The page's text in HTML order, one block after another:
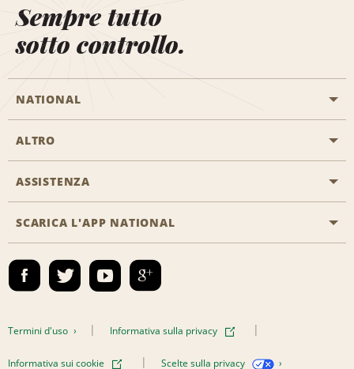
Sempre tutto
sotto controllo.
NATIONAL
Inizia una prenotazione
Programmi business
Emerald Club Accedi
ALTRO
Offerte di lavoro
ASSISTENZA
Accessibilità
Contatti
SCARICA L'APP NATIONAL
Termini d'uso Informativa sulla privacy
Informativa sui cookie Scelte sulla privacy